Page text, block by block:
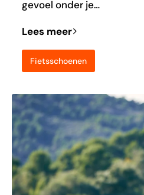
gevoel onder je…
Lees meer
Fietsschoenen